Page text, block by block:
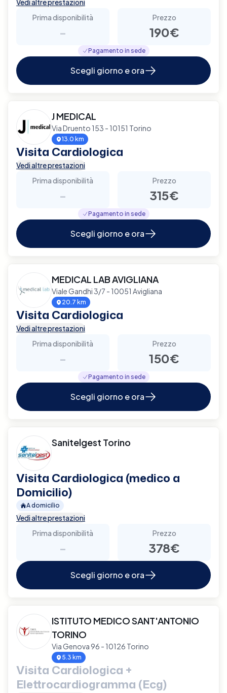
Prima disponibilità
-
Prezzo
190€
Pagamento in sede
Scegli giorno e ora
J MEDICAL
Via Druento 153 - 10151 Torino
13.0 km
Visita Cardiologica
Vedi altre prestazioni
Prima disponibilità
-
Prezzo
315€
Pagamento in sede
Scegli giorno e ora
MEDICAL LAB AVIGLIANA
Viale Gandhi 3/7 - 10051 Avigliana
20.7 km
Visita Cardiologica
Vedi altre prestazioni
Prima disponibilità
-
Prezzo
150€
Pagamento in sede
Scegli giorno e ora
Sanitelgest Torino
Visita Cardiologica (medico a
Domicilio)
A domicilio
Vedi altre prestazioni
Prima disponibilità
-
Prezzo
378€
Scegli giorno e ora
ISTITUTO MEDICO SANT'ANTONIO
TORINO
Via Genova 96 - 10126 Torino
5.3 km
Visita Cardiologica +
Elettrocardiogramma (Ecg)